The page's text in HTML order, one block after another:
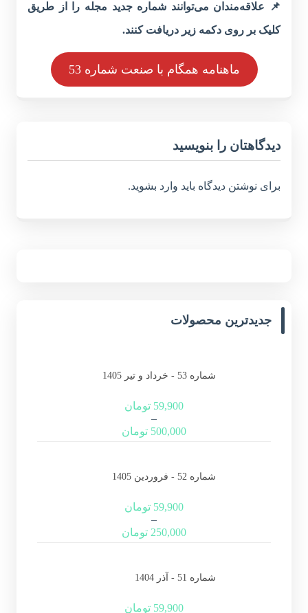
📌 علاقه‌مندان می‌توانند شماره جدید مجله را از طریق
کلیک بر روی دکمه زیر دریافت کنند.
ماهنامه همگام با صنعت شماره 53
دیدگاهتان را بنویسید
برای نوشتن دیدگاه باید وارد بشوید.
جدیدترین محصولات
شماره 53 - خرداد و تیر 1405
59,900 تومان
–
500,000 تومان
شماره 52 - فروردین 1405
59,900 تومان
–
250,000 تومان
شماره 51 - آذر 1404
59,900 تومان